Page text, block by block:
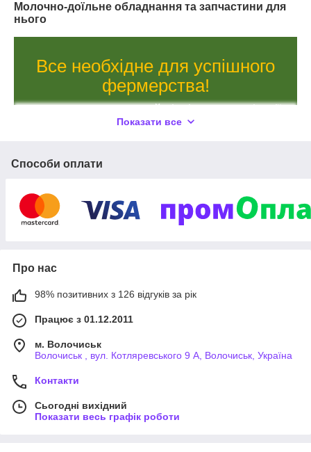
Молочно-доїльне обладнання та запчастини для
нього
Все необхідне для успішного
фермерства!
Надаємо комплексний підхід до організації
господарства: від запчастин до сервісного
Комплектуючі для молокопроводів, доїльних апаратів,
Гарантія — від 1 року. Вигідні знижки для гуртовиків!
Послуги сервісного обслуговування, монтаж та
Наші комплектуючі — запорука
якісного молока!
Показати все
Способи оплати
Про нас
98% позитивних з 126 відгуків за рік
Працює з 01.12.2011
м. Волочиськ
Волочиськ , вул. Котляревського 9 А, Волочиськ, Україна
Контакти
Сьогодні вихідний
Показати весь графік роботи